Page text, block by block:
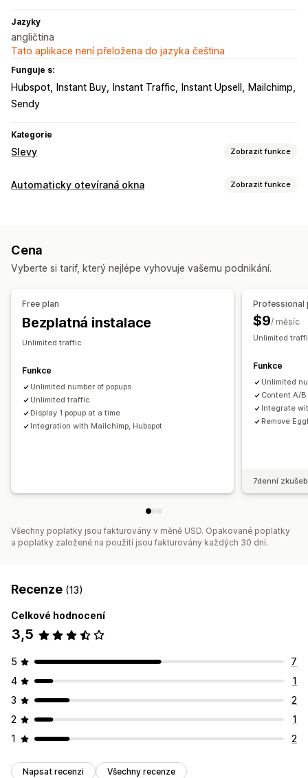
Jazyky
angličtina
Tato aplikace není přeložena do jazyka čeština
Funguje s:
Hubspot Instant Buy Instant Traffic Instant Upsell
Mailchimp
Sendy
Kategorie
Slevy Zobrazit funkce
Typy slev
Spouštěče a pravidla
Analytika
A/​B testování
Automaticky otevíraná okna Zobrazit funkce
Důvod opuštění stránky
Sledování
Cena
Vyberte si tarif, který nejlépe vyhovuje vašemu podnikání.
Free plan
Bezplatná instalace
Unlimited traffic
Funkce
Unlimited number of popups
Unlimited traffic
Display 1 popup at a time
Integration with Mailchimp, Hubspot
Professional
$9/ měsíc
Unlimited
Funkce
Unlimited
Content A/
Integrate
Remove
7denní
Všechny poplatky jsou fakturovány v měně USD. Opakované poplatky
a poplatky založené na použití jsou fakturovány každých 30 dní.
Recenze (13)
Celkové hodnocení
3,5
5
7
4
1
3
2
2
1
1
2
Napsat recenzi Všechny recenze